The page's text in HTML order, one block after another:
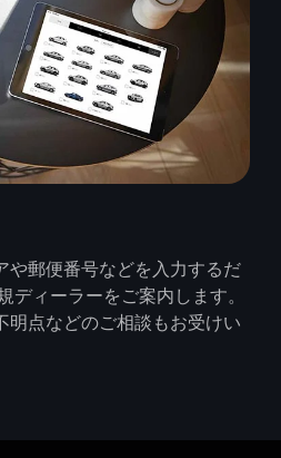
や郵便番号などを入力するだ
ィーラーをご案内します。
明点などのご相談もお受けい